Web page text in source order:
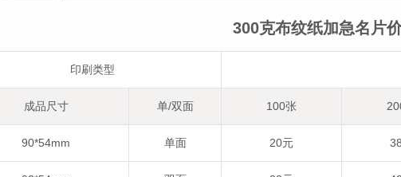
300克布纹纸加急名片
印刷类型
成品尺寸 单/双面 100张
90*54mm 单面 20元